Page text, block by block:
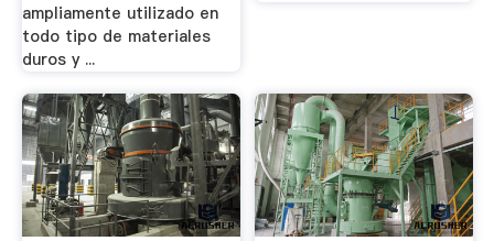
ampliamente utilizado en
todo tipo de materiales
duros y ...